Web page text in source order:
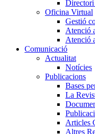
Directori
Oficina Virtual
Gestió
Atenció
Atenció
Comunicació
Actualitat
Notícies
Publicacions
Bases
La
Articles
Altres